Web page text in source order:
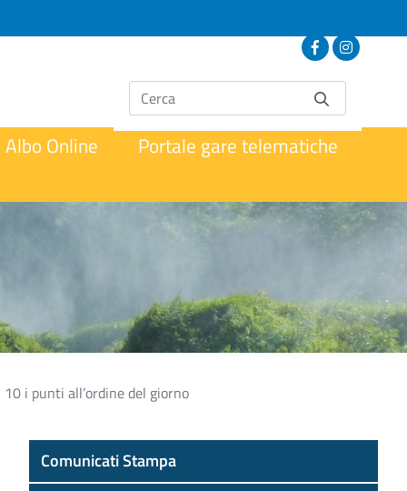
Albo Online
Portale gare telematiche
i punti all’ordine del giorno
Comunicati Stampa